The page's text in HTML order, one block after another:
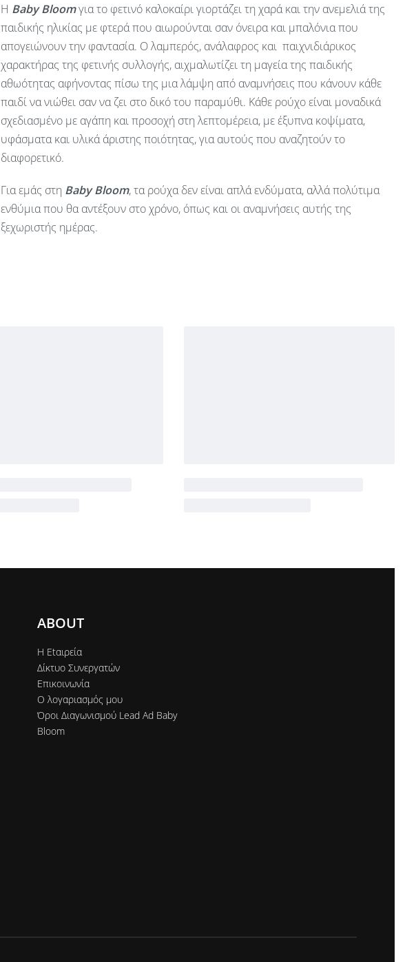
Η Baby Bloomγια το φετινό καλοκαίρι γιορτάζει τη χαρά και την ανεμελιά της
παιδικής ηλικίας με φτερά που αιωρούνται σαν όνειρα και μπαλόνια που
απογειώνουν την φαντασία. Ο λαμπερός, ανάλαφρος και παιχνιδιάρικος
χαρακτήρας της φετινής συλλογής, αιχμαλωτίζει τη μαγεία της παιδικής
αθωότητας αφήνοντας πίσω της μια λάμψη από αναμνήσεις που κάνουν κάθε
παιδί να νιώθει σαν να ζει στο δικό του παραμύθι. Κάθε ρούχο είναι μοναδικά
σχεδιασμένο με αγάπη και προσοχή στη λεπτομέρεια, με έξυπνα κοψίματα,
υφάσματα και υλικά άριστης ποιότητας, για αυτούς που αναζητούν το
διαφορετικό.
Για εμάς στη Baby Bloom, τα ρούχα δεν είναι απλά ενδύματα, αλλά πολύτιμα
ενθύμια που θα αντέξουν στο χρόνο, όπως και οι αναμνήσεις αυτής της
ξεχωριστής ημέρας.
ABOUT
Η Εtαιρεία
Δίκτυο Συνεργατών
Επικοινωνία
Ο λογαριασμός μου
Όροι Διαγωνισμού Lead Ad Baby
Bloom